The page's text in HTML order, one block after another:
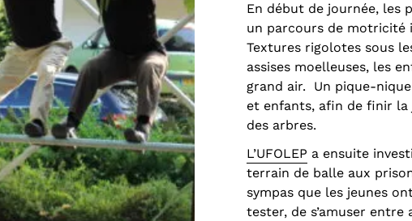
En début de journée, les
un parcours de motricité
Textures rigolotes sous
assises moelleuses, les
grand air. Un pique-
et enfants, afin de finir la
des arbres.
L’UFOLEP a ensuite
terrain de balle aux
sympas que les jeunes
tester, de s’amuser entre